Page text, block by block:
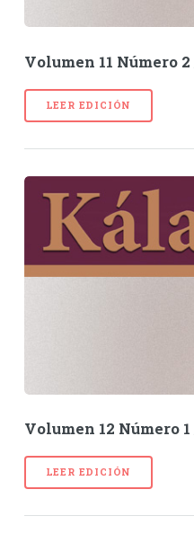
Volumen 11 Número 2
LEER EDICIÓN
Volumen 12 Número 1
LEER EDICIÓN